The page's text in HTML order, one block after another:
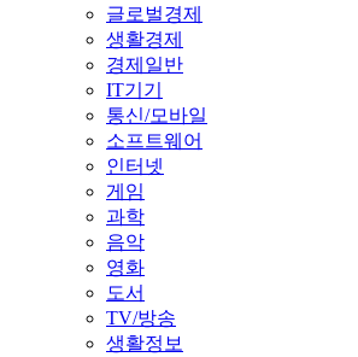
글로벌경제
생활경제
경제일반
IT기기
통신/모바일
소프트웨어
인터넷
게임
과학
음악
영화
도서
TV/방송
생활정보